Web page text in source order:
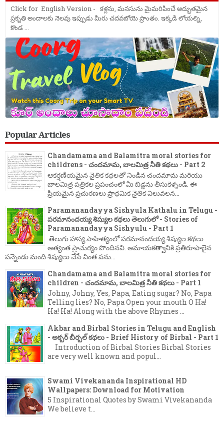
Click for English Version - కళ్లను, మనసును మైమరిపించే అద్భుతమైన
ప్రకృతి అందాలకు నెలవు ఇప్పుడు మీరు చదవబోయె ప్రాంతం. ఇక్కడి లోయల్ని,
కొండ ...
Popular Articles
Chandamama and Balamitra moral stories for
childrens - చందమామ, బాలమిత్ర నీతి కథలు - Part 2
ఆకర్షణీయమైన నైతిక కథలతో నిండిన చందమామ మరియు
బాలమిత్ర పత్రికల ప్రపంచంలో మీ బిడ్డను తీసుకెళ్ళండి. ఈ
ప్రియమైన ప్రచురణలు ప్రాథమిక నైతిక విలువలన...
Paramanandayya Sishyula Kathalu in Telugu -
పరమానందయ్య శిష్యుల కథలు తెలుగులో - Stories of
Paramanandayya Sishyulu - Part 1
తెలుగు హాస్య సాహిత్యంలో పరమానందయ్య శిష్యుల కథలు
అత్యంత ప్రాచుర్యం పొందినవి. అమాయకత్వానికి ప్రతిరూపాలైన
పన్నెండు మంది శిష్యులు చేసే వింత పను...
Chandamama and Balamitra moral stories for
children - చందమామ, బాలమిత్ర నీతి కథలు - Part 1
Johny, Johny, Yes, Papa, Eating sugar? No, Papa
Telling lies? No, Papa Open your mouth O Ha!
Ha! Ha! Along with the above Rhymes ...
Akbar and Birbal Stories in Telugu and English
- అక్బర్ బీర్బల్ కథలు - Brief History of Birbal - Part 1
Introduction of Birbal Stories Birbal Stories
are very well known and popul...
Swami Vivekananda Inspirational HD
Wallpapers: Download for Motivation
5 Inspirational Quotes by Swami Vivekananda
We believe t...